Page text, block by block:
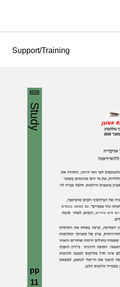
Support/Training
Study
pp
11